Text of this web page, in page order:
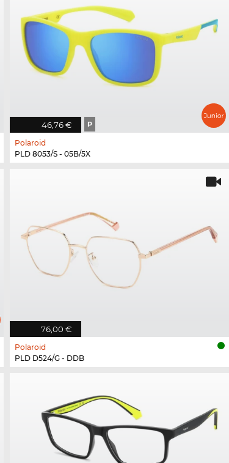
46,76 € P
Polaroid
PLD 8053/S - 05B/5X
76,00 €
Polaroid
PLD D524/G - DDB